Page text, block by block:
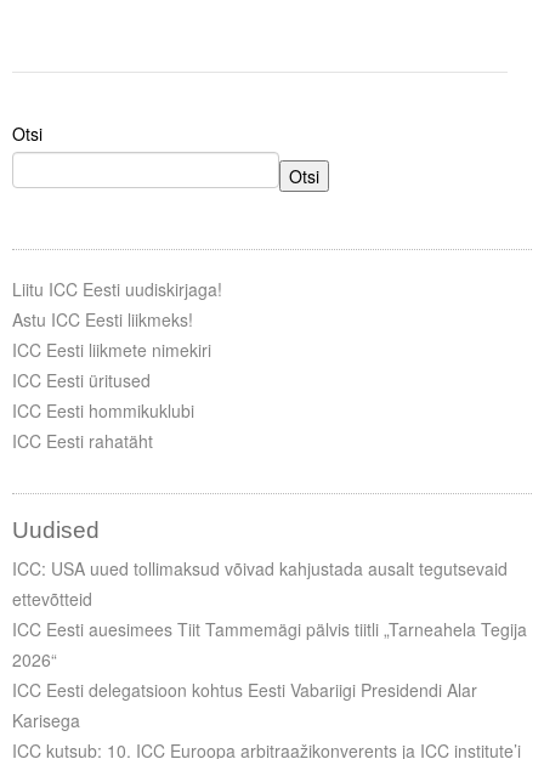
Otsi
Otsi
Liitu ICC Eesti uudiskirjaga!
Astu ICC Eesti liikmeks!
ICC Eesti liikmete nimekiri
ICC Eesti üritused
ICC Eesti hommikuklubi
ICC Eesti rahatäht
Uudised
ICC: USA uued tollimaksud võivad kahjustada ausalt tegutsevaid
ettevõtteid
ICC Eesti auesimees Tiit Tammemägi pälvis tiitli „Tarneahela Tegija
2026“
ICC Eesti delegatsioon kohtus Eesti Vabariigi Presidendi Alar
Karisega
ICC kutsub: 10. ICC Euroopa arbitraažikonverents ja ICC institute’i